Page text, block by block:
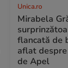
Unica.ro
Mirabela
flancată de
aflat
de Apel